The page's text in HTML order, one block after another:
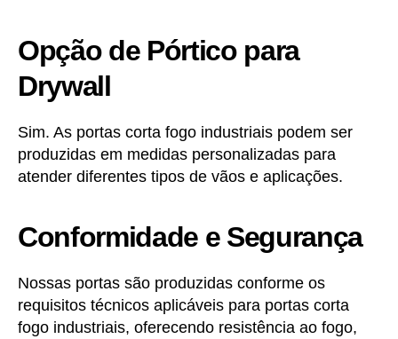
Opção de Pórtico para
Drywall
Sim. As portas corta fogo industriais podem ser
produzidas em medidas personalizadas para
atender diferentes tipos de vãos e aplicações.
Conformidade e Segurança
Nossas portas são produzidas conforme os
requisitos técnicos aplicáveis para portas corta
fogo industriais, oferecendo resistência ao fogo,